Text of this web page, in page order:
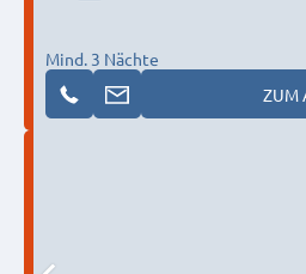
Mind. 3 Nächte
ZUM